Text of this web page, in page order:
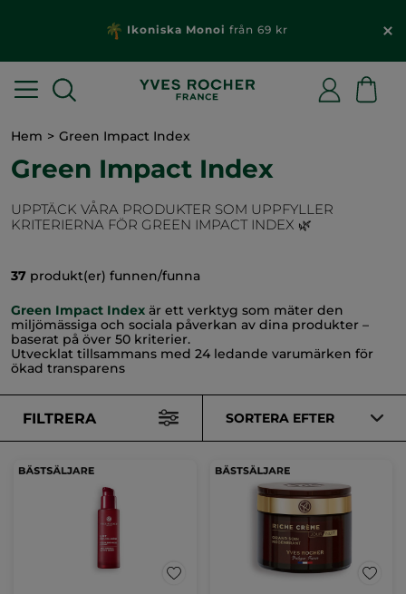
Ikoniska Monoi från 69 kr
Hem Green Impact Index
Green Impact Index
UPPTÄCK VÅRA PRODUKTER SOM UPPFYLLER
KRITERIERNA FÖR GREEN IMPACT INDEX 🌿
37 produkt(er) funnen/funna
Green Impact Index är ett verktyg som mäter den
miljömässiga och sociala påverkan av dina produkter –
baserat på över 50 kriterier.
Utvecklat tillsammans med 24 ledande varumärken för
ökad transparens
FILTRERA SORTERA EFTER